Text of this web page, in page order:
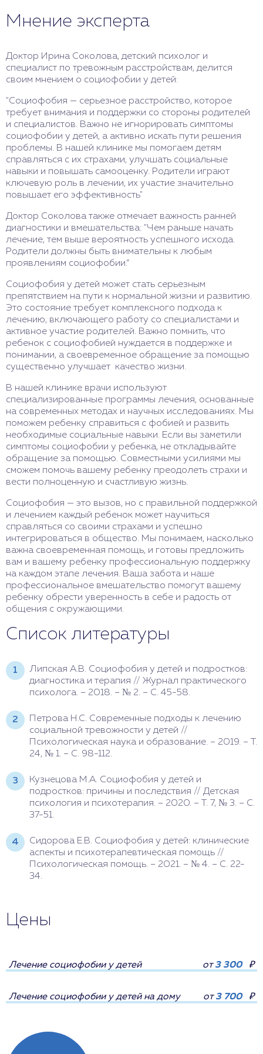
Мнение эксперта
Доктор Ирина Соколова, детский психолог и
специалист по тревожным расстройствам, делится
своим мнением о социофобии у детей:
"Социофобия — серьезное расстройство, которое
требует внимания и поддержки со стороны родителей
и специалистов. Важно не игнорировать симптомы
социофобии у детей, а активно искать пути решения
проблемы. В нашей клинике мы помогаем детям
справляться с их страхами, улучшать социальные
навыки и повышать самооценку. Родители играют
ключевую роль в лечении, их участие значительно
повышает его эффективность"
Доктор Соколова также отмечает важность ранней
диагностики и вмешательства: "Чем раньше начать
лечение, тем выше вероятность успешного исхода.
Родители должны быть внимательны к любым
проявлениям социофобии.”
Социофобия у детей может стать серьезным
препятствием на пути к нормальной жизни и развитию.
Это состояние требует комплексного подхода к
лечению, включающего работу со специалистами и
активное участие родителей. Важно помнить, что
ребенок с социофобией нуждается в поддержке и
понимании, а своевременное обращение за помощью
существенно улучшает качество жизни.
В нашей клинике врачи используют
специализированные программы лечения, основанные
на современных методах и научных исследованиях. Мы
поможем ребенку справиться с фобией и развить
необходимые социальные навыки. Если вы заметили
симптомы социофобии у ребенка, не откладывайте
обращение за помощью. Совместными усилиями мы
сможем помочь вашему ребенку преодолеть страхи и
вести полноценную и счастливую жизнь.
Социофобия — это вызов, но с правильной поддержкой
и лечением каждый ребенок может научиться
справляться со своими страхами и успешно
интегрироваться в общество. Мы понимаем, насколько
важна своевременная помощь, и готовы предложить
вам и вашему ребенку профессиональную поддержку
на каждом этапе лечения. Ваша забота и наше
профессиональное вмешательство помогут вашему
ребенку обрести уверенность в себе и радость от
общения с окружающими.
Список литературы
Липская А.В. Социофобия у детей и подростков:
диагностика и терапия // Журнал практического
психолога. – 2018. – № 2. – С. 45-58.
Петрова Н.С. Современные подходы к лечению
социальной тревожности у детей //
Психологическая наука и образование. – 2019. – Т.
24, № 1. – С. 98-112.
Кузнецова М.А. Социофобия у детей и
подростков: причины и последствия // Детская
психология и психотерапия. – 2020. – Т. 7, № 3. – С.
37-51.
Сидорова Е.В. Социофобия у детей: клинические
аспекты и психотерапевтическая помощь //
Психологическая помощь. – 2021. – № 4. – С. 22-
34.
Цены
Лечение социофобии у детей от3 300 ₽
Лечение социофобии у детей на дому от3 700 ₽